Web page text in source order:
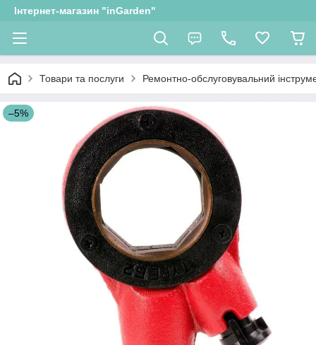
Інтернет-магазин "inGarden"
Товари та послуги Ремонтно-обслуговувальний
–5%